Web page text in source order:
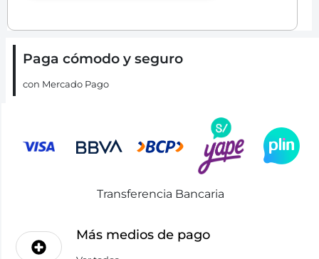
Paga cómodo y seguro
con Mercado Pago
Transferencia Bancaria
Más medios de pago